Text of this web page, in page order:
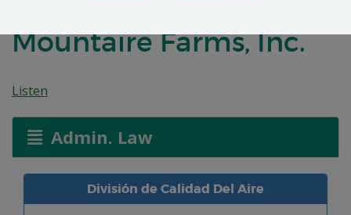
Mountaire Farms, Inc.
Listen
Admin. Law
División de Calidad Del Aire